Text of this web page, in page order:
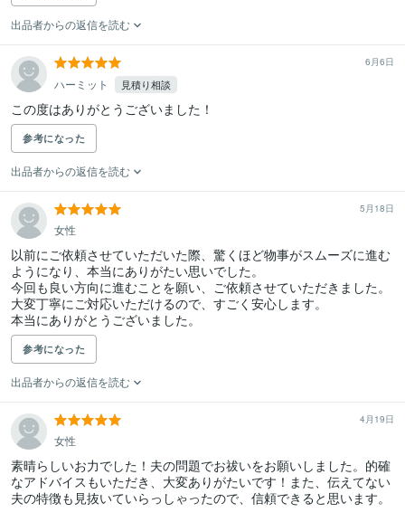
出品者からの返信を読む
6月6日
ハーミット 見積り相談
この度はありがとうございました！
参考になった
出品者からの返信を読む
5月18日
女性
以前にご依頼させていただいた際、驚くほど物事がスムーズに進む
ようになり、本当にありがたい思いでした。
今回も良い方向に進むことを願い、ご依頼させていただきました。
大変丁寧にご対応いただけるので、すごく安心します。
本当にありがとうございました。
参考になった
出品者からの返信を読む
4月19日
女性
素晴らしいお力でした！夫の問題でお祓いをお願いしました。的確
なアドバイスもいただき、大変ありがたいです！また、伝えてない
夫の特徴も見抜いていらっしゃったので、信頼できると思います。